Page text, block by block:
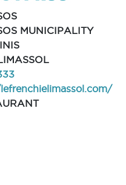
MUNICIPALITY